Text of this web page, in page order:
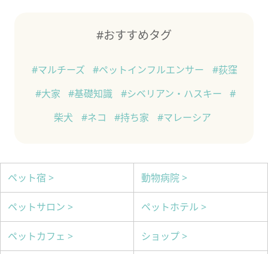
#おすすめタグ
#マルチーズ #ペットインフルエンサー
#荻窪
#大家
#基礎知識 #シベリアン・ハスキー
#
柴犬
#ネコ #持ち家 #マレーシア
ペット宿 > 動物病院 >
ペットサロン > ペットホテル >
ペットカフェ > ショップ >